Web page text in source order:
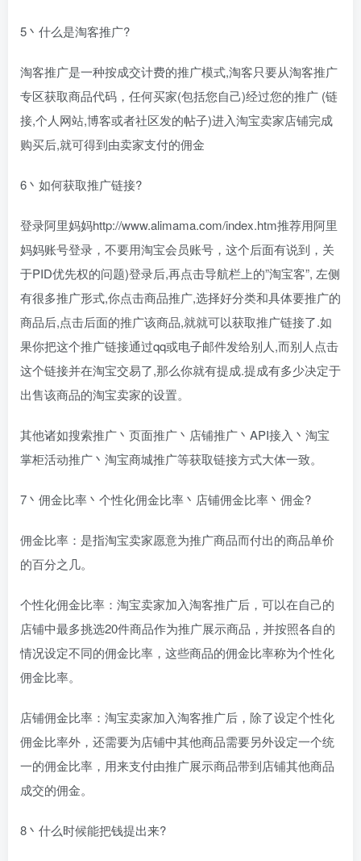
5丶什么是淘客推广?
淘客推广是一种按成交计费的推广模式,淘客只要从淘客推广
专区获取商品代码，任何买家(包括您自己)经过您的推广 (链
接,个人网站,博客或者社区发的帖子)进入淘宝卖家店铺完成
购买后,就可得到由卖家支付的佣金
6丶如何获取推广链接?
登录阿里妈妈http://www.alimama.com/index.htm推荐用阿里
妈妈账号登录，不要用淘宝会员账号，这个后面有说到，关
于PID优先权的问题)登录后,再点击导航栏上的”淘宝客”, 左侧
有很多推广形式,你点击商品推广,选择好分类和具体要推广的
商品后,点击后面的推广该商品,就就可以获取推广链接了.如
果你把这个推广链接通过qq或电子邮件发给别人,而别人点击
这个链接并在淘宝交易了,那么你就有提成.提成有多少决定于
出售该商品的淘宝卖家的设置。
其他诸如搜索推广丶页面推广丶店铺推广丶API接入丶淘宝
掌柜活动推广丶淘宝商城推广等获取链接方式大体一致。
7丶佣金比率丶个性化佣金比率丶店铺佣金比率丶佣金?
佣金比率：是指淘宝卖家愿意为推广商品而付出的商品单价
的百分之几。
个性化佣金比率：淘宝卖家加入淘客推广后，可以在自己的
店铺中最多挑选20件商品作为推广展示商品，并按照各自的
情况设定不同的佣金比率，这些商品的佣金比率称为个性化
佣金比率。
店铺佣金比率：淘宝卖家加入淘客推广后，除了设定个性化
佣金比率外，还需要为店铺中其他商品需要另外设定一个统
一的佣金比率，用来支付由推广展示商品带到店铺其他商品
成交的佣金。
8丶什么时候能把钱提出来?